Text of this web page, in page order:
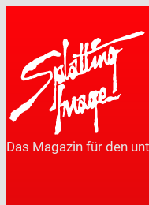
Das Magazin für den